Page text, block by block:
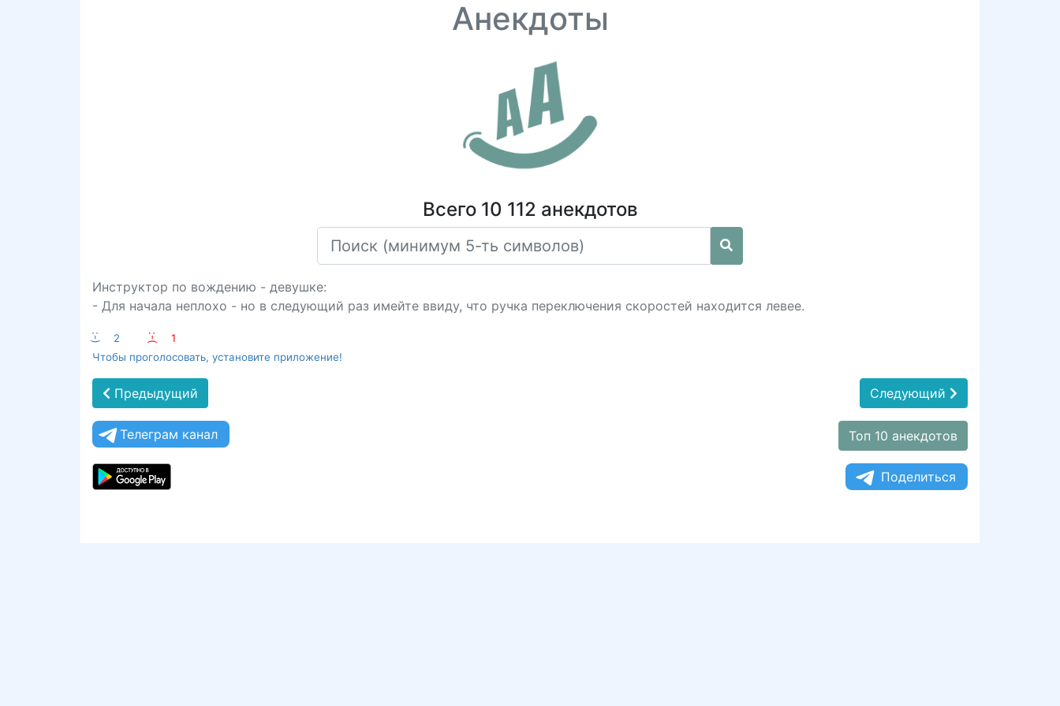
Анекдоты
Всего 10 112 анекдотов
Инструктор по вождению - девушке:
- Для начала неплохо - но в следующий раз имейте ввиду, что ручка переключения скоростей находится левее.
:-) 2 :-(
1
Чтобы проголосовать, установите приложение!
Предыдущий Следующий
Телеграм канал Топ 10 анекдотов
Поделиться